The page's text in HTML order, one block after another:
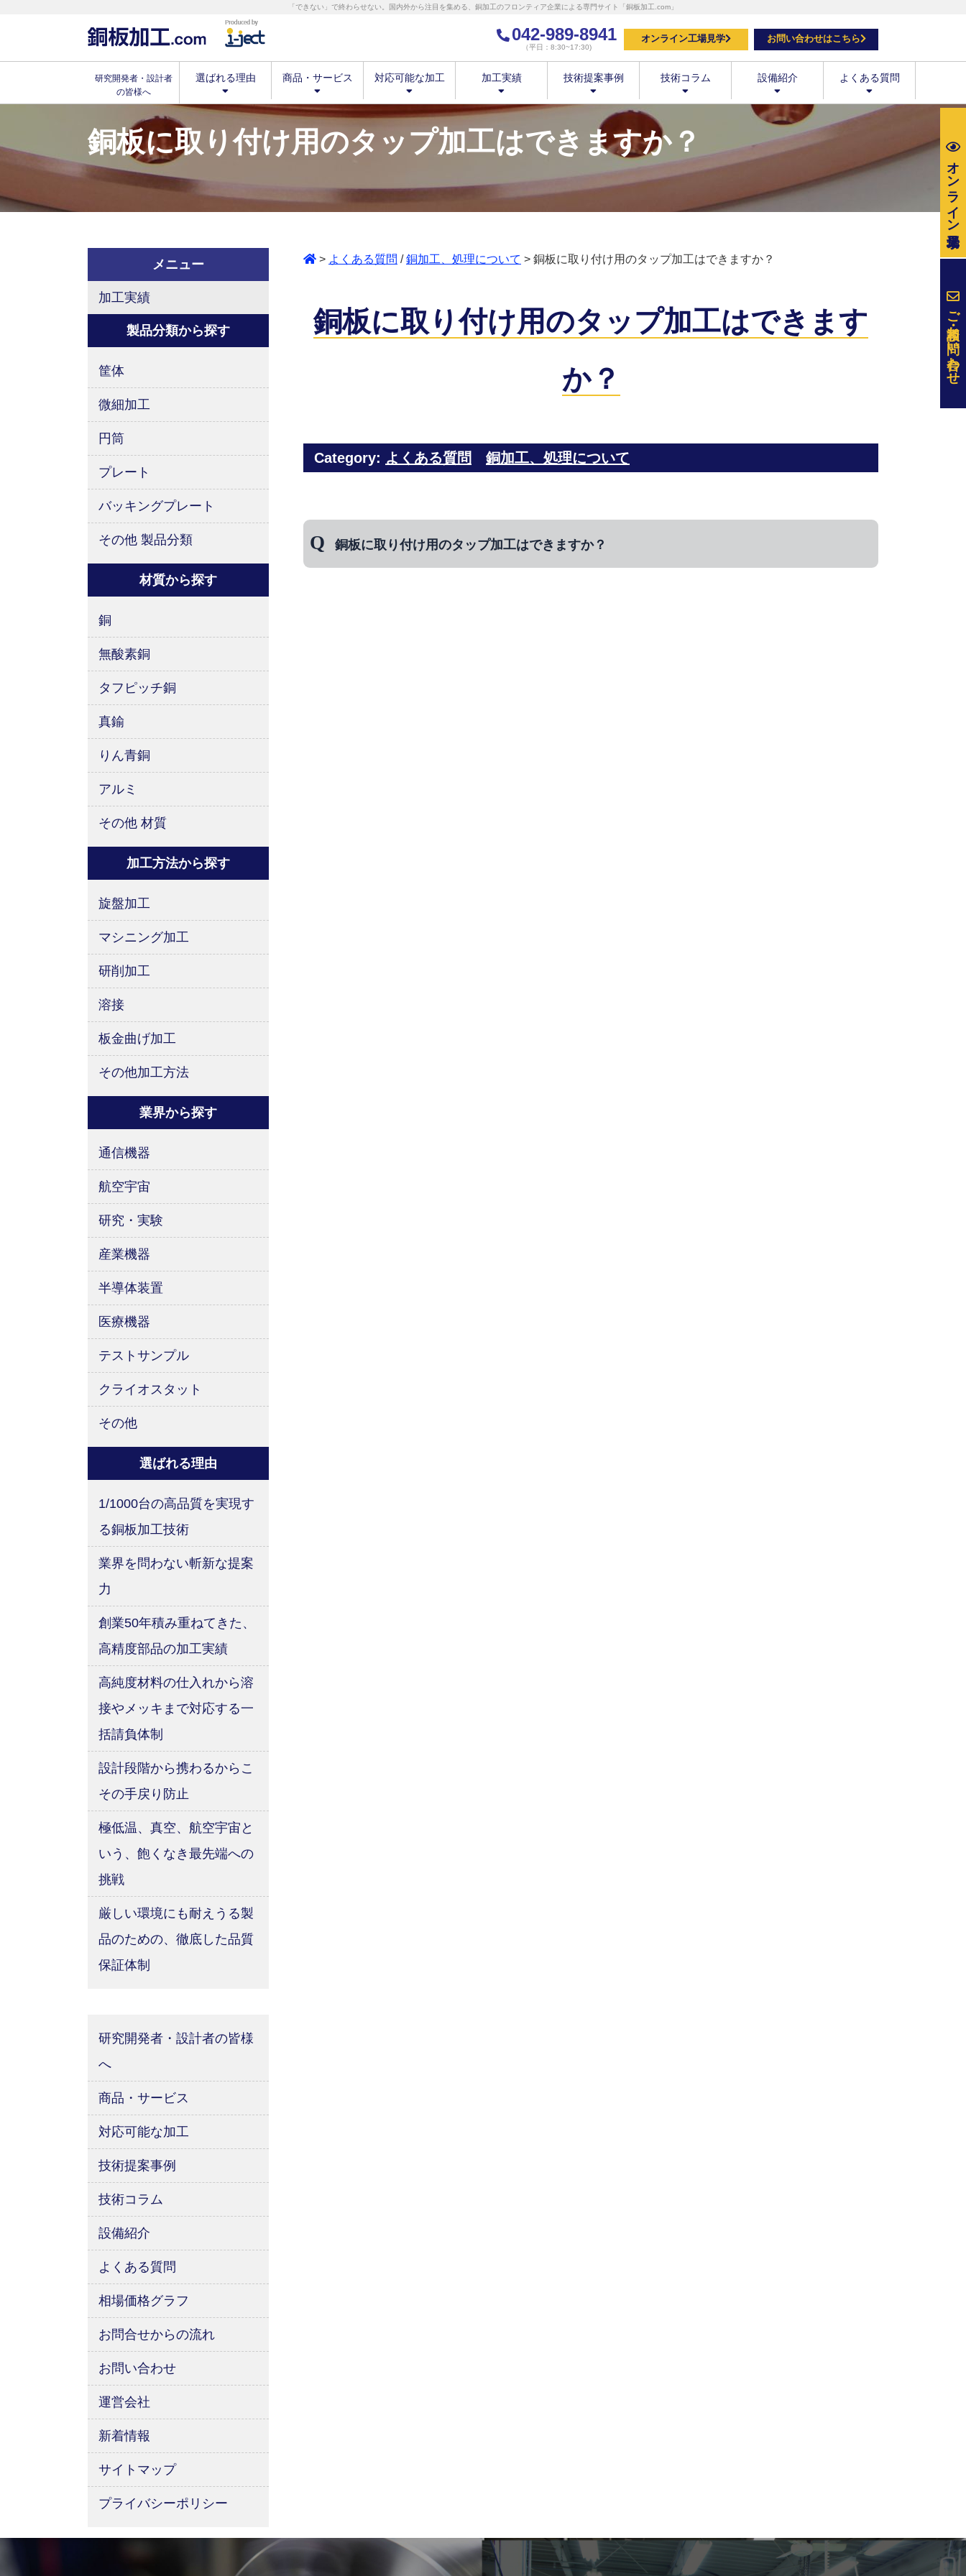
「できない」で終わらせない。国内外から注目を集める、銅加工のフロンティア企業による専門サイト「銅板加工.com」
お問い合わせはこちら
オンライン工場見学
042-989-8941
（平日：8:30~17:30)
研究開発者・設計者
の皆様へ
選ばれる理由 商品・サービス 対応可能な加工 加工実績 技術提案事例 技術コラム 設備紹介 よくある質問
銅板に取り付け用のタップ加工はできますか？
> よくある質問 /銅加工、処理について > 銅板に取り付け用のタップ加工はできますか？
銅板に取り付け用のタップ加工はできます
か？
Category: よくある質問 銅加工、処理について
銅板に取り付け用のタップ加工はできますか？
メニュー
加工実績
製品分類から探す
筐体
微細加工
円筒
プレート
バッキングプレート
その他 製品分類
材質から探す
銅
無酸素銅
タフピッチ銅
真鍮
りん青銅
アルミ
その他 材質
加工方法から探す
旋盤加工
マシニング加工
研削加工
溶接
板金曲げ加工
その他加工方法
業界から探す
通信機器
航空宇宙
研究・実験
産業機器
半導体装置
医療機器
テストサンプル
クライオスタット
その他
選ばれる理由
1/1000台の高品質を実現す
る銅板加工技術
業界を問わない斬新な提案
力
創業50年積み重ねてきた、
高精度部品の加工実績
高純度材料の仕入れから溶
接やメッキまで対応する一
括請負体制
設計段階から携わるからこ
その手戻り防止
極低温、真空、航空宇宙と
いう、飽くなき最先端への
挑戦
厳しい環境にも耐えうる製
品のための、徹底した品質
保証体制
研究開発者・設計者の皆様
へ
商品・サービス
対応可能な加工
技術提案事例
技術コラム
設備紹介
よくある質問
相場価格グラフ
お問合せからの流れ
お問い合わせ
運営会社
新着情報
サイトマップ
プライバシーポリシー
オンライン
ご相談・
お問い合わせ